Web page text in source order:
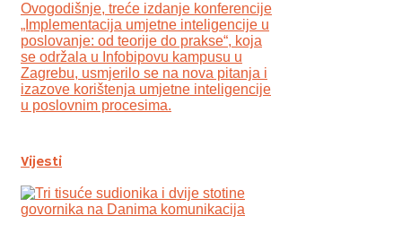
Ovogodišnje, treće izdanje konferencije
„Implementacija umjetne inteligencije u
poslovanje: od teorije do prakse“, koja
se održala u Infobipovu kampusu u
Zagrebu, usmjerilo se na nova pitanja i
izazove korištenja umjetne inteligencije
u poslovnim procesima.
Vijesti